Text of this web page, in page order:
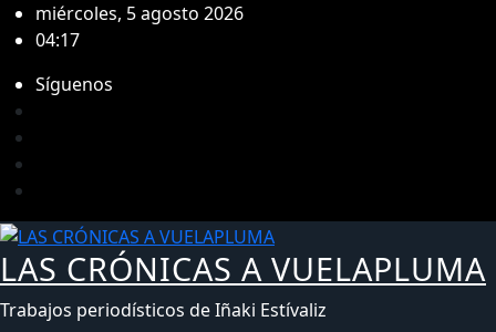
Saltarmiércoles, 5 agosto 2026
04:17
Síguenos
LAS CRÓNICAS A VUELAPLUMA
Trabajos periodísticos de Iñaki Estívaliz